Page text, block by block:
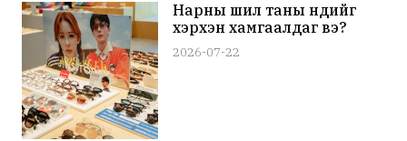
Нарны шил таны нүдийг
хэрхэн хамгаалдаг вэ?
2026-07-22